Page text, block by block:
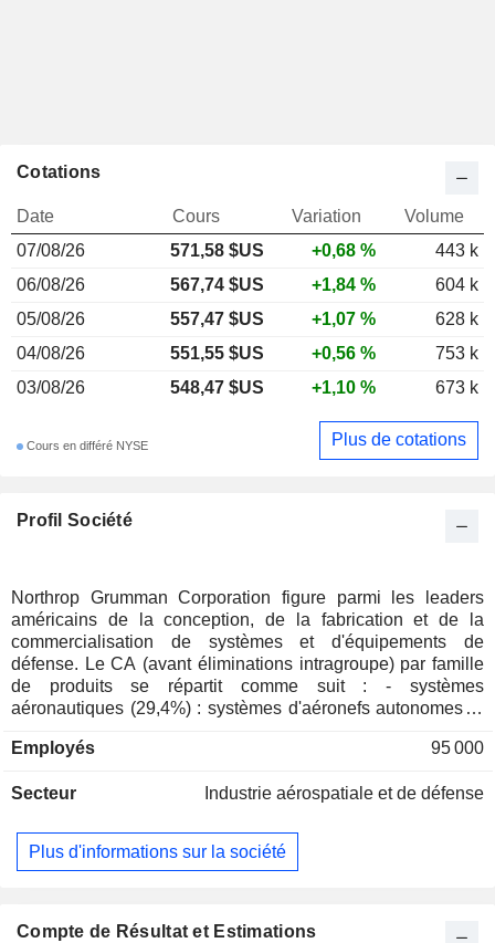
Profil Société
Northrop Grumman Corporation figure parmi les leaders
américains de la conception, de la fabrication et de la
commercialisation de systèmes et d'équipements de
défense. Le CA (avant éliminations intragroupe) par famille
de produits se répartit comme suit : - systèmes
aéronautiques (29,4%) : systèmes d'aéronefs autonomes et
reconnaissance, systèmes de commande et de contrôle, etc.
systèmes de contrôle de trafic aérien, de communication, de
systèmes d'information et de commandement ; - systèmes
spatiaux (24,3%) ; - systèmes de défense (18,1%) : systèmes
suivante : Etats-Unis (85,7%), Europe (7,8%), Asie-Pacifique
Employés 95 000
Secteur Industrie aérospatiale et de défense
Plus d'informations sur la société
Cotations
Date Cours Variation
Volume
07/08/26
571,58 $US +0,68 %
443 k
06/08/26
567,74 $US +1,84 %
604 k
05/08/26
557,47 $US +1,07 %
628 k
04/08/26
551,55 $US +0,56 %
753 k
03/08/26
548,47 $US +1,10 % 673 k
Cours en différé NYSE Plus de cotations
Compte de Résultat et Estimations